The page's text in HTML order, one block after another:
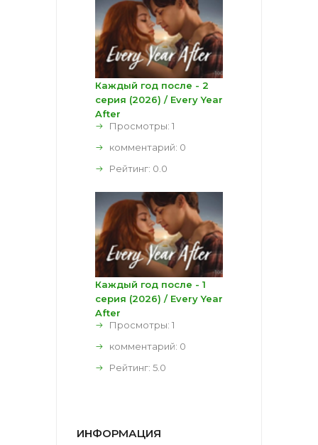
Каждый год после - 2
серия (2026) / Every Year
After
Просмотры: 1
комментарий: 0
Рейтинг: 0.0
Каждый год после - 1
серия (2026) / Every Year
After
Просмотры: 1
комментарий: 0
Рейтинг: 5.0
ИНФОРМАЦИЯ